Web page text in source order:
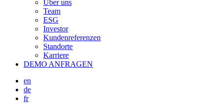
Über uns
Team
ESG
Investor
Kundenreferenzen
Standorte
Karriere
DEMO ANFRAGEN
en
de
fr